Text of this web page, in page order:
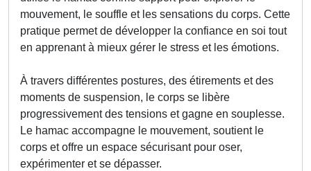
mouvement, le souffle et les sensations du corps. Cette
pratique permet de développer la confiance en soi tout
en apprenant à mieux gérer le stress et les émotions.
À travers différentes postures, des étirements et des
moments de suspension, le corps se libère
progressivement des tensions et gagne en souplesse.
Le hamac accompagne le mouvement, soutient le
corps et offre un espace sécurisant pour oser,
expérimenter et se dépasser.